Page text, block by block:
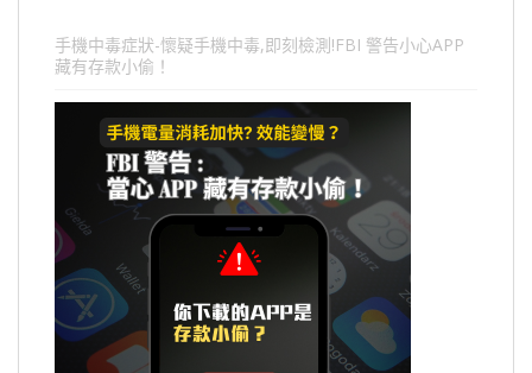
手機中毒症狀-懷疑手機中毒,即刻檢測!FBI 警告小心APP
藏有存款小偷！